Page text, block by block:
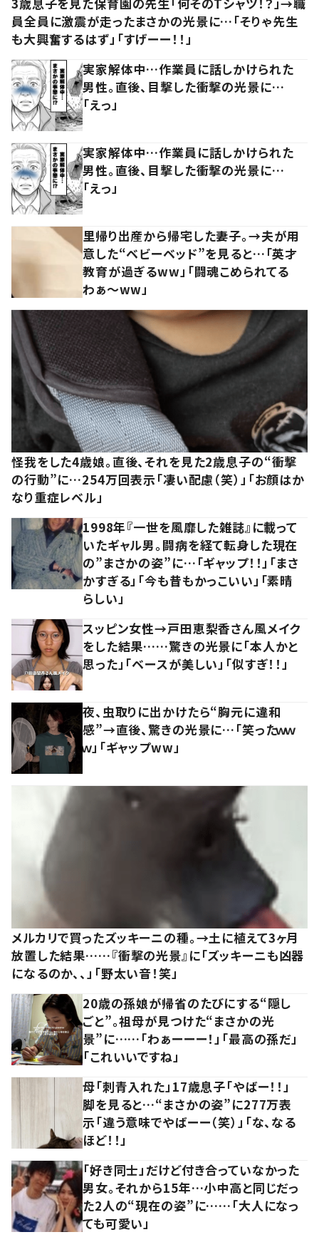
員全員に激震が走ったまさかの光景に…「そりゃ先生
も大興奮するはず」「すげーー！！」
実家解体中…作業員に話しかけられた
男性。直後、目撃した衝撃の光景に…
「えっ」
実家解体中…作業員に話しかけられた
男性。直後、目撃した衝撃の光景に…
「えっ」
里帰り出産から帰宅した妻子。→夫が用
意した“ベビーベッド”を見ると…「英才
教育が過ぎるww」「闘魂こめられてる
わぁ～ww」
怪我をした4歳娘。直後、それを見た2歳息子の“衝撃
の行動”に…254万回表示「凄い配慮（笑）」「お顔はか
なり重症レベル」
1998年『一世を風靡した雑誌』に載って
いたギャル男。闘病を経て転身した現在
の”まさかの姿”に…「ギャップ！！」「まさ
かすぎる」「今も昔もかっこいい」「素晴
らしい」
スッピン女性→戸田恵梨香さん風メイク
をした結果……驚きの光景に「本人かと
思った」「ベースが美しい」「似すぎ！！」
夜、虫取りに出かけたら“胸元に違和
感”→直後、驚きの光景に…「笑ったｗｗ
ｗ」「ギャップww」
メルカリで買ったズッキーニの種。→土に植えて3ヶ月
放置した結果……『衝撃の光景』に「ズッキーニも凶器
になるのか、、」「野太い音！笑」
20歳の孫娘が帰省のたびにする“隠し
ごと”。祖母が見つけた“まさかの光
景”に……「わぁーーー！」「最高の孫だ」
「これいいですね」
母「刺青入れた」17歳息子「やばー！！」
脚を見ると…“まさかの姿”に277万表
示「違う意味でやばーー（笑）」「な、なる
ほど！！」
「好き同士」だけど付き合っていなかった
男女。それから15年…小中高と同じだっ
た2人の“現在の姿”に……「大人になっ
ても可愛い」